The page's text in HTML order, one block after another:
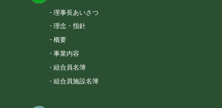
理事長あいさつ
理念・指針
概要
事業内容
組合員名簿
組合員施設名簿